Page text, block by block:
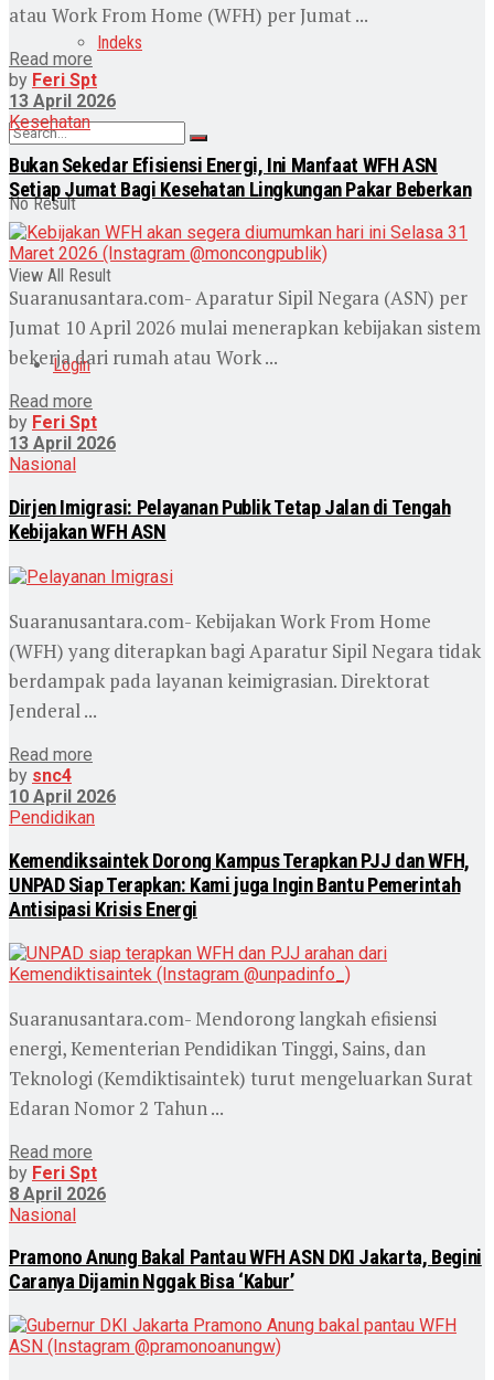
Indeks
No Result
View All Result
Login
atau Work From Home (WFH) per Jumat ...
Read more
by Feri Spt
13 April 2026
Kesehatan
Bukan Sekedar Efisiensi Energi, Ini Manfaat WFH ASN
Setiap Jumat Bagi Kesehatan Lingkungan Pakar Beberkan
Suaranusantara.com- Aparatur Sipil Negara (ASN) per
Jumat 10 April 2026 mulai menerapkan kebijakan sistem
bekerja dari rumah atau Work ...
Read more
by Feri Spt
13 April 2026
Nasional
Dirjen Imigrasi: Pelayanan Publik Tetap Jalan di Tengah
Kebijakan WFH ASN
Suaranusantara.com- Kebijakan Work From Home
(WFH) yang diterapkan bagi Aparatur Sipil Negara tidak
berdampak pada layanan keimigrasian. Direktorat
Jenderal ...
Read more
by snc4
10 April 2026
Pendidikan
Kemendiksaintek Dorong Kampus Terapkan PJJ dan WFH,
UNPAD Siap Terapkan: Kami juga Ingin Bantu Pemerintah
Antisipasi Krisis Energi
Suaranusantara.com- Mendorong langkah efisiensi
energi, Kementerian Pendidikan Tinggi, Sains, dan
Teknologi (Kemdiktisaintek) turut mengeluarkan Surat
Edaran Nomor 2 Tahun ...
Read more
by Feri Spt
8 April 2026
Nasional
Pramono Anung Bakal Pantau WFH ASN DKI Jakarta, Begini
Caranya Dijamin Nggak Bisa ‘Kabur’